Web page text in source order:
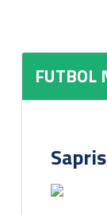
FUTBOL